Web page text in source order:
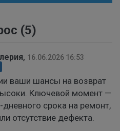
(5)
, 16.06.2026 16:53
ваши шансы на возврат
Ключевой момент —
срока на ремонт,
отсутствие дефекта.